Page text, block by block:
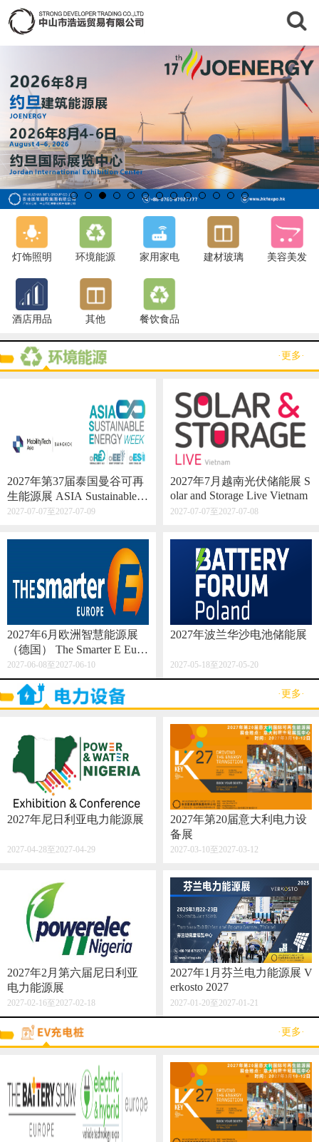
灯饰照明 环境能源 家用家电 建材玻璃 美容美发
酒店用品 其他 餐饮食品
·更多·
2027年第37届泰国曼谷可再
生能源展 ASIA Sustainable E
nergy Week
2027-07-07至2027-07-09
2027年7月越南光伏储能展 S
olar and Storage Live Vietnam
2027-07-07至2027-07-08
2027年6月欧洲智慧能源展
（德国） The Smarter E Euro
pe 2027
2027-06-08至2027-06-10
2027年波兰华沙电池储能展
2027-05-18至2027-05-20
·更多·
2027年尼日利亚电力能源展
2027-04-28至2027-04-29
2027年第20届意大利电力设
备展
2027-03-10至2027-03-12
2027年2月第六届尼日利亚
电力能源展
2027-02-16至2027-02-18
2027年1月芬兰电力能源展 V
erkosto 2027
2027-01-20至2027-01-21
·更多·